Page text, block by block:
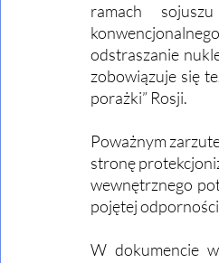
ramach
odstraszanie
zobowiązuje się
porażki” Rosji.
Poważnym
stronę
wewnętrznego
pojętej
W dokumencie